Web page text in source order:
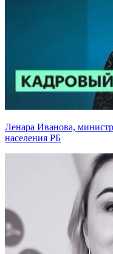
Ленара Иванова,
населения РБ